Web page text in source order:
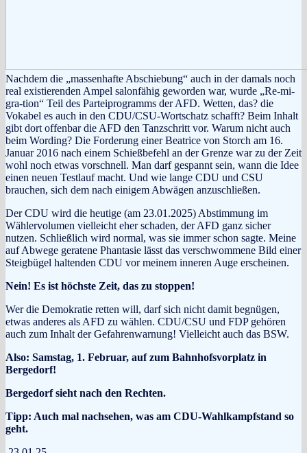
Nachdem die „massenhafte Abschiebung“ auch in der damals noch
real existierenden Ampel salonfähig geworden war, wurde „Re-mi-
gra-tion“ Teil des Parteiprogramms der AFD. Wetten, das? die
Vokabel es auch in den CDU/CSU-Wortschatz schafft? Beim Inhalt
gibt dort offenbar die AFD den Tanzschritt vor. Warum nicht auch
beim Wording? Die Forderung einer Beatrice von Storch am 16.
Januar 2016 nach einem Schießbefehl an der Grenze war zu der Zeit
wohl noch etwas vorschnell. Man darf gespannt sein, wann die Idee
einen neuen Testlauf macht. Und wie lange CDU und CSU
brauchen, sich dem nach einigem Abwägen anzuschließen.
Der CDU wird die heutige (am 23.01.2025) Abstimmung im
Wählervolumen vielleicht eher schaden, der AFD ganz sicher
nutzen. Schließlich wird normal, was sie immer schon sagte. Meine
auf Abwege geratene Phantasie lässt das verschwommene Bild einer
Steigbügel haltenden CDU vor meinem inneren Auge erscheinen.
Nein! Es ist höchste Zeit, das zu stoppen!
Wer die Demokratie retten will, darf sich nicht damit begnügen,
etwas anderes als AFD zu wählen. CDU/CSU und FDP gehören
auch zum Inhalt der Gefahrenwarnung! Vielleicht auch das BSW.
Also: Samstag, 1. Februar, auf zum Bahnhofsvorplatz in
Bergedorf!
Bergedorf sieht nach den Rechten.
Tipp: Auch mal nachsehen, was am CDU-Wahlkampfstand so
geht.